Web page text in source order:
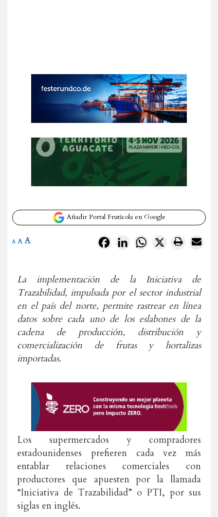
Añadir Portal Frutícola en Google
FacebookLinkedInWhatsApp
X
A A A
La implementación de la Iniciativa de
Trazabilidad, impulsada por el sector industrial
en el país del norte, permite rastrear en línea
datos sobre cada uno de los eslabones de la
cadena de producción, distribución y
comercialización de frutas y hortalizas
importadas.
Los supermercados y compradores
estadounidenses prefieren cada vez más
entablar relaciones comerciales con
productores que apuesten por la llamada
“Iniciativa de Trazabilidad” o PTI, por sus
siglas en inglés.